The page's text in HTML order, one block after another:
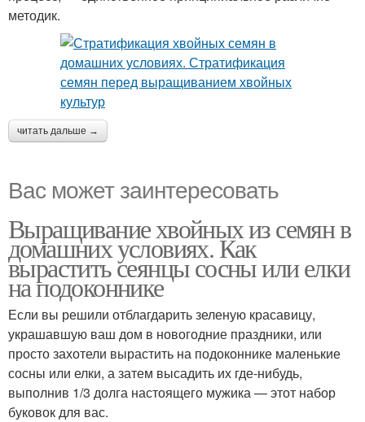
методик.
читать дальше →
Вас может заинтересовать
Выращивание хвойных из семян в
домашних условиях. Как
вырастить сеянцы сосны или елки
на подоконнике
Если вы решили отблагдарить зеленую красавицу,
украшавшую ваш дом в новогодние праздники, или
просто захотели вырастить на подоконнике маленькие
сосны или елки, а затем высадить их где-нибудь,
выполнив 1/3 долга настоящего мужика — этот набор
буковок для вас.